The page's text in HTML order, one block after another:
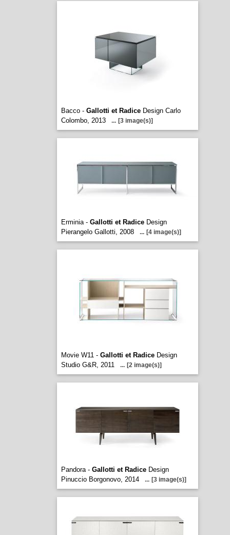
Bacco - Gallotti et RadiceDesign Carlo
Colombo, 2013
... [3 image(s)]
Erminia - Gallotti et RadiceDesign
Pierangelo Gallotti, 2008
... [4 image(s)]
Movie W11 - Gallotti et RadiceDesign
Studio G&R, 2011
... [2 image(s)]
Pandora - Gallotti et RadiceDesign
Pinuccio Borgonovo, 2014
... [3 image(s)]